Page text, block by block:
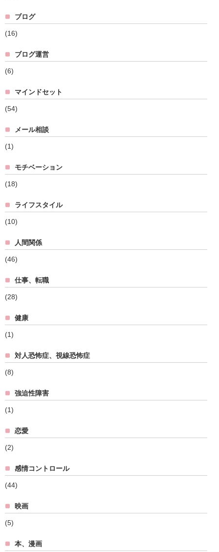
ブログ
(16)
ブログ運営
(6)
マインドセット
(54)
メール相談
(1)
モチベーション
(18)
ライフスタイル
(10)
人間関係
(46)
仕事、転職
(28)
健康
(1)
対人恐怖症、視線恐怖症
(8)
強迫性障害
(1)
恋愛
(2)
感情コントロール
(44)
映画
(5)
本、漫画